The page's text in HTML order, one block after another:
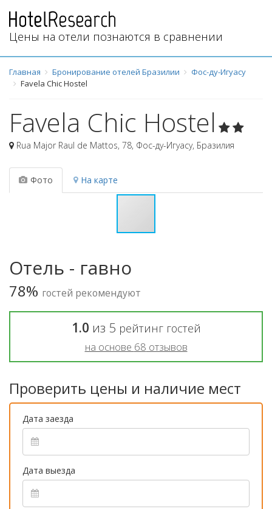
Цены на отели познаются в сравнении
Главная Бронирование отелей Бразилии
Фос-ду-Игуасу
Favela Chic Hostel
Favela Chic Hostel
Rua Major Raul de Mattos, 78, Фос-ду-Игуасу, Бразилия
Фото На карте
Отель - гавно
78% гостей рекомендуют
1.0 из 5 рейтинг гостей
на основе 68 отзывов
Проверить цены и наличие мест
Дата заезда
Дата выезда